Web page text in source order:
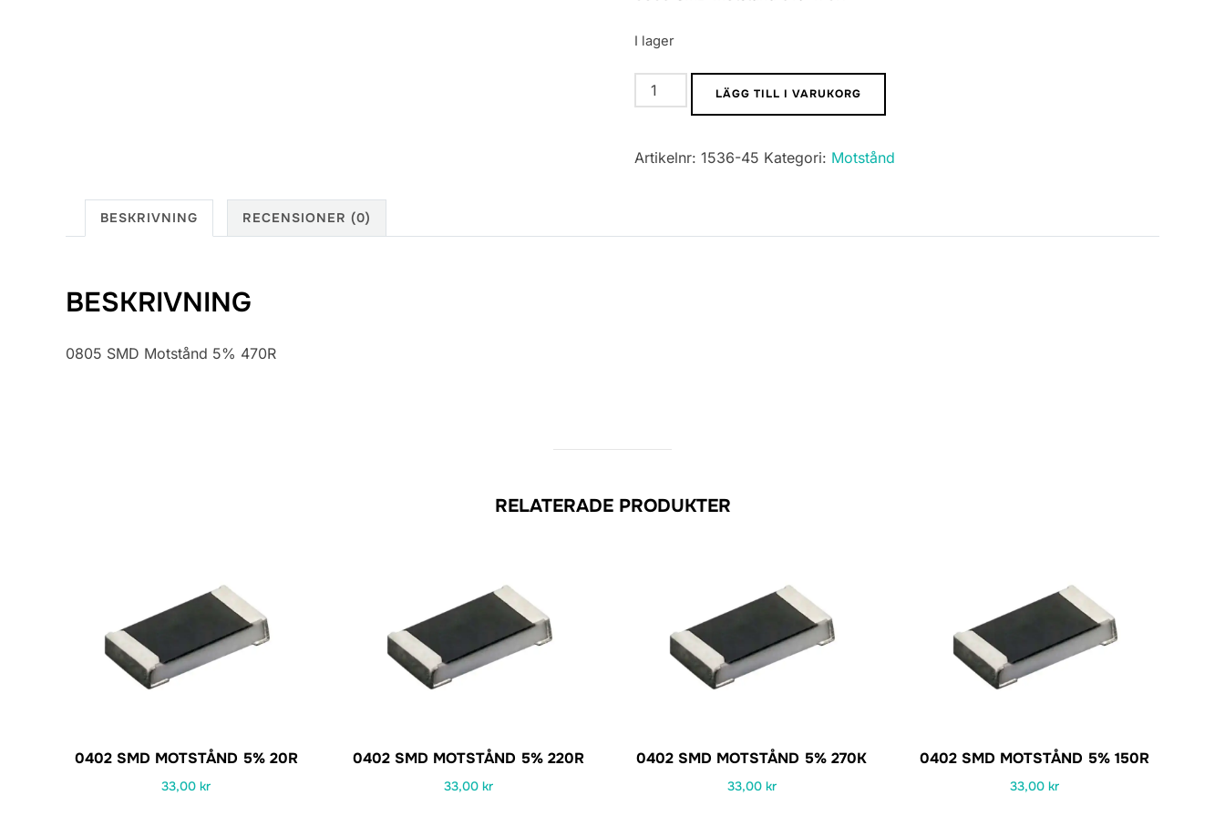
I lager
0805
SMD
5%
LÄGG TILL I VARUKORG
Artikelnr: 1536-45 Kategori: Motstånd
BESKRIVNING RECENSIONER (0)
BESKRIVNING
0805 SMD Motstånd 5% 470R
RELATERADE PRODUKTER
0402 SMD MOTSTÅND 5% 20R
33,00kr
0402 SMD MOTSTÅND 5% 220R
33,00kr
0402 SMD MOTSTÅND 5% 270K
33,00 kr
0402 SMD MOTSTÅND 5% 150R
33,00 kr